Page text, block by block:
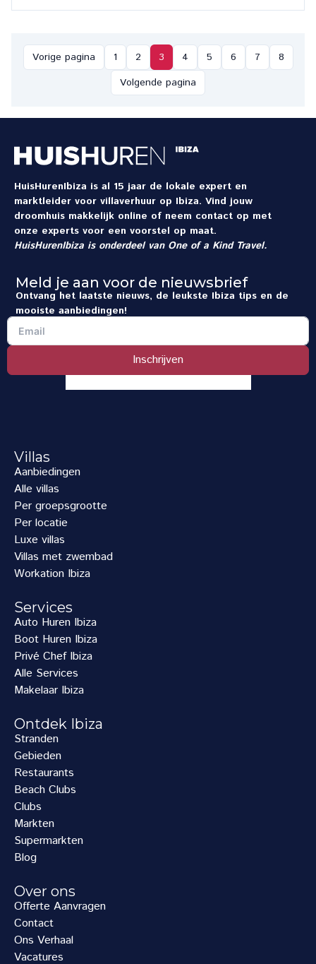
Vorige pagina 1 2 3 4 5 6 7
8
Volgende pagina
HuisHurenIbiza is al 15 jaar de lokale expert en
marktleider voor villaverhuur op Ibiza. Vind jouw
droomhuis makkelijk online of neem contact op met
onze experts voor een voorstel op maat.
HuisHurenIbiza is onderdeel van One of a Kind Travel.
Meld je aan voor de nieuwsbrief
Ontvang het laatste nieuws, de leukste Ibiza tips en de
mooiste aanbiedingen!
Inschrijven
Villas
Aanbiedingen
Alle villas
Per groepsgrootte
Per locatie
Luxe villas
Villas met zwembad
Workation Ibiza
Services
Auto Huren Ibiza
Boot Huren Ibiza
Privé Chef Ibiza
Alle Services
Makelaar Ibiza
Ontdek Ibiza
Stranden
Gebieden
Restaurants
Beach Clubs
Clubs
Markten
Supermarkten
Blog
Over ons
Offerte Aanvragen
Contact
Ons Verhaal
Vacatures